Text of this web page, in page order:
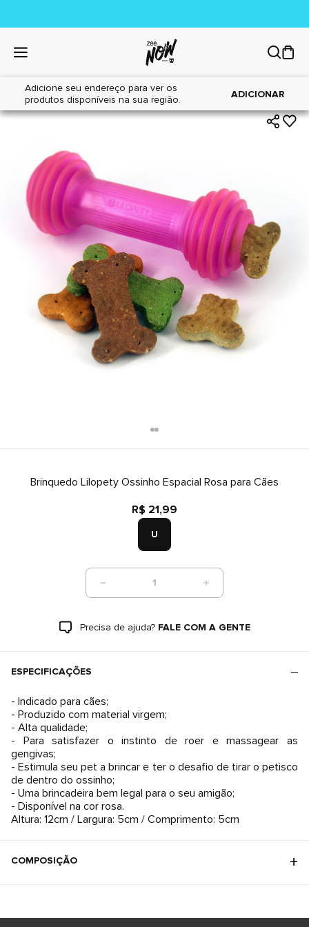
Adicione seu endereço para ver os
produtos disponíveis na sua região.
ADICIONAR
Home|Cães|Brinquedos
Brinquedo Lilopety Ossinho Espacial Rosa para Cães
R$ 21,99
U
1
Precisa de ajuda? FALE COM A GENTE
ESPECIFICAÇÕES
- Indicado para cães;
- Produzido com material virgem;
- Alta qualidade;
- Para satisfazer o instinto de roer e massagear as
gengivas;
- Estimula seu pet a brincar e ter o desafio de tirar o petisco
de dentro do ossinho;
- Uma brincadeira bem legal para o seu amigão;
- Disponível na cor rosa.
Altura: 12cm / Largura: 5cm / Comprimento: 5cm
COMPOSIÇÃO